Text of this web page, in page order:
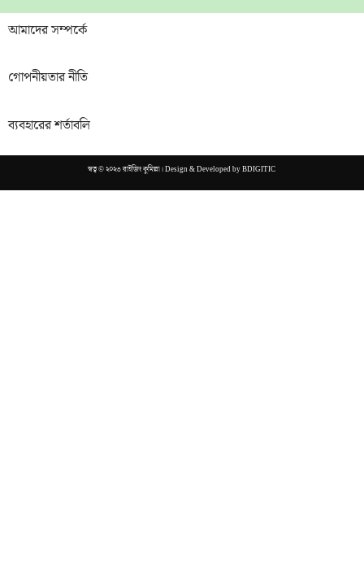
আমাদের সম্পর্কে
গোপনীয়তার নীতি
ব্যবহারের শর্তাবলি
স্বত্ব © ২০২৩ রাইজিং কুমিল্লা। Design & Developed byBDIGITIC